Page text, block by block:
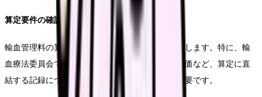
算定要件の確認と記録の整合性
輸血管理料の算定要件と記録内容の整合性を確保します。特に、輸
血療法委員会での検討事項や、輸血実施状況の評価など、算定に直
結する記録については、漏れのないよう注意が必要です。